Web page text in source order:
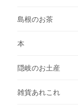
島根のお茶
本
隠岐のお土産
雑貨あれこれ